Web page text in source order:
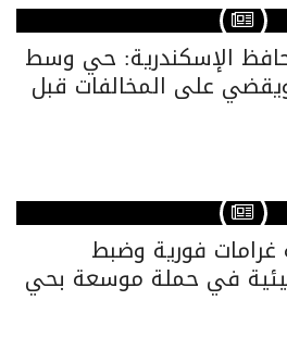
الإسكندرية: حي وسط
ويقضي على المخالفات قبل
جنيه غرامات فورية وضبط
في حملة موسعة بحي